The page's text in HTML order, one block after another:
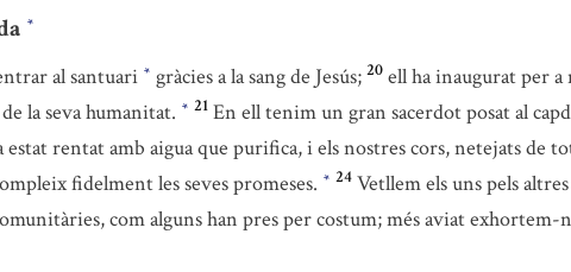
*
al santuari * gràcies a la sang de Jesús; 20 ell ha inaugurat per a
la seva humanitat. * 21 En ell tenim un gran sacerdot posat al
rentat amb aigua que purifica, i els nostres cors, netejats de
fidelment les seves promeses. * 24 Vetllem els uns pels
com alguns han pres per costum; més aviat exhortem-